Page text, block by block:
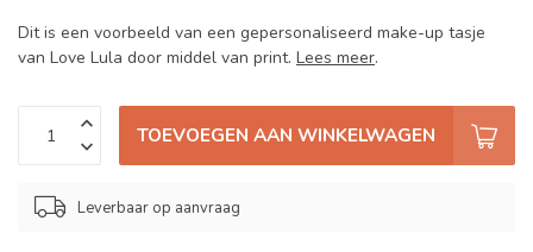
Dit is een voorbeeld van een gepersonaliseerd make-up tasje
van Love Lula door middel van print. Lees meer.
TOEVOEGEN AAN WINKELWAGEN
Leverbaar op aanvraag